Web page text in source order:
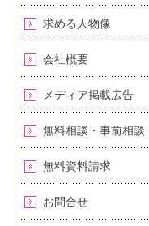
求める人物像
会社概要
メディア掲載広告
無料相談・事前相談
無料資料請求
お問合せ